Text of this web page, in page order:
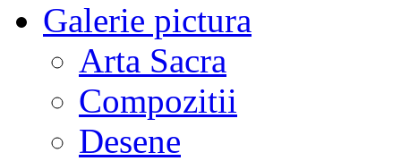
Galerie pictura
Arta Sacra
Compozitii
Desene